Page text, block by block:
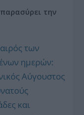
την